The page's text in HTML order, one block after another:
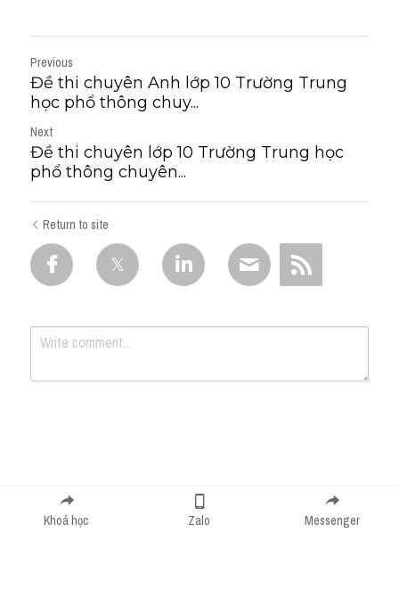
Previous
Đề thi chuyên Anh lớp 10 Trường Trung
học phổ thông chuy...
Next
Đề thi chuyên lớp 10 Trường Trung học
phổ thông chuyên...
Return to site
Submit
Khoá học Zalo Messenger